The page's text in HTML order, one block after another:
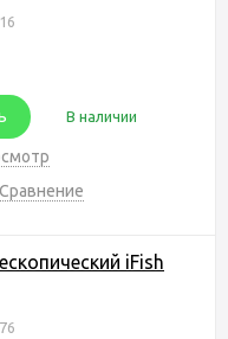
В наличии
Сравнение
iFish